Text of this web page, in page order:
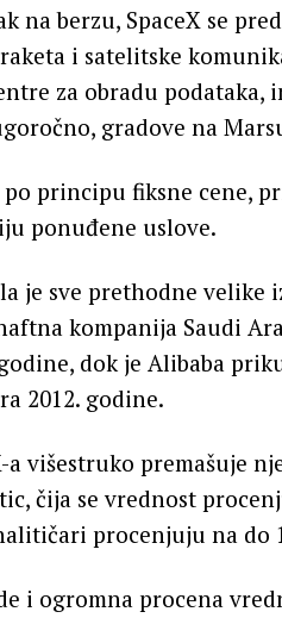
na berzu, SpaceX se
i satelitske
za obradu podataka,
gradove na
principu fiksne cene,
ponuđene uslove.
je sve prethodne velike
kompanija Saudi
dok je Alibaba
2012. godine.
a višestruko premašuje
čija se vrednost
procenjuju na do
i ogromna procena